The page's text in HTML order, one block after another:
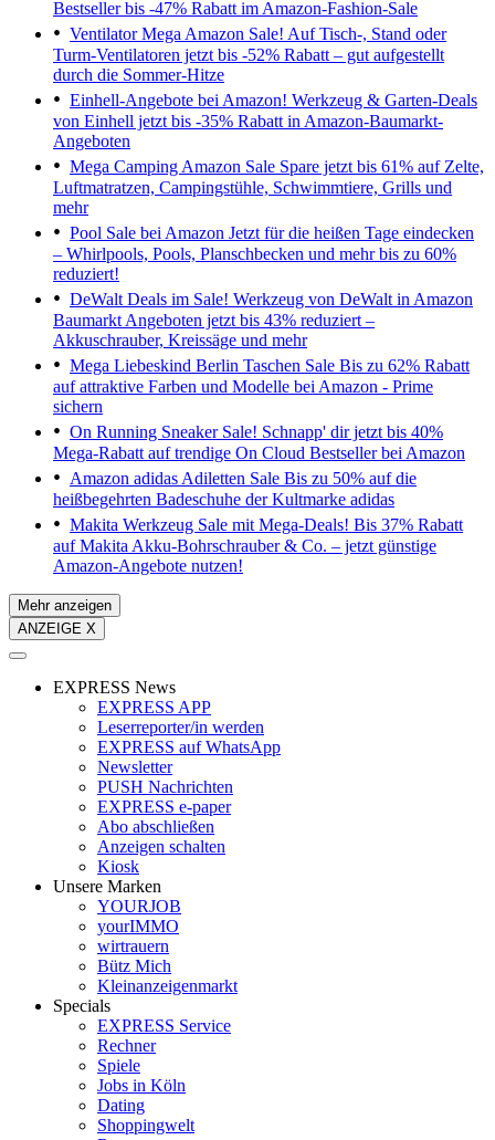
Bestseller bis -47% Rabatt im Amazon-Fashion-Sale
Ventilator Mega Amazon Sale! Auf Tisch-, Stand oder
Turm-Ventilatoren jetzt bis -52% Rabatt – gut aufgestellt
durch die Sommer-Hitze
Einhell-Angebote bei Amazon! Werkzeug & Garten-Deals
von Einhell jetzt bis -35% Rabatt in Amazon-Baumarkt-
Angeboten
Mega Camping Amazon Sale Spare jetzt bis 61% auf Zelte,
Luftmatratzen, Campingstühle, Schwimmtiere, Grills und
mehr
Pool Sale bei Amazon Jetzt für die heißen Tage eindecken
– Whirlpools, Pools, Planschbecken und mehr bis zu 60%
reduziert!
DeWalt Deals im Sale! Werkzeug von DeWalt in Amazon
Baumarkt Angeboten jetzt bis 43% reduziert –
Akkuschrauber, Kreissäge und mehr
Mega Liebeskind Berlin Taschen Sale Bis zu 62% Rabatt
auf attraktive Farben und Modelle bei Amazon - Prime
sichern
On Running Sneaker Sale! Schnapp' dir jetzt bis 40%
Mega-Rabatt auf trendige On Cloud Bestseller bei Amazon
Amazon adidas Adiletten Sale Bis zu 50% auf die
heißbegehrten Badeschuhe der Kultmarke adidas
Makita Werkzeug Sale mit Mega-Deals! Bis 37% Rabatt
auf Makita Akku-Bohrschrauber & Co. – jetzt günstige
Amazon-Angebote nutzen!
Mehr anzeigen
ANZEIGE X
EXPRESS News
EXPRESS APP
Leserreporter/in werden
EXPRESS auf WhatsApp
Newsletter
PUSH Nachrichten
EXPRESS e-paper
Abo abschließen
Anzeigen schalten
Kiosk
Unsere Marken
YOURJOB
yourIMMO
wirtrauern
Bütz Mich
Kleinanzeigenmarkt
Specials
EXPRESS Service
Rechner
Spiele
Jobs in Köln
Dating
Shoppingwelt